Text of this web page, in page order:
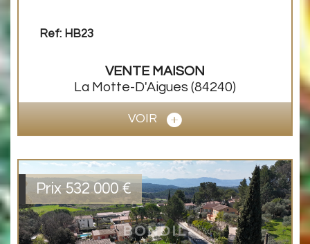
Ref: HB23
VENTE MAISON
La Motte-D'Aigues (84240)
VOIR
Prix 532 000 €